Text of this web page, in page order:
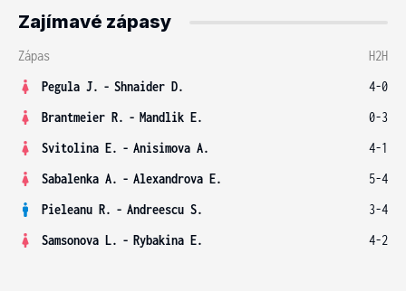
Zajímavé zápasy
Zápas
H2H
Pegula J. - Shnaider D.
4-0
Brantmeier R. - Mandlik E.
0-3
Svitolina E. - Anisimova A.
4-1
Sabalenka A. - Alexandrova E.
5-4
Pieleanu R. - Andreescu S.
3-4
Samsonova L. - Rybakina E. 4-2